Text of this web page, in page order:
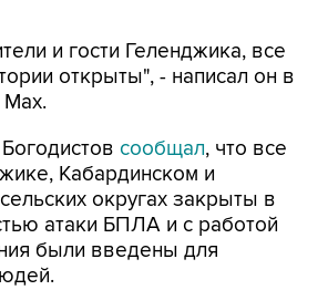
и гости Геленджика, все
открыты", - написал он в
сообщал, что все
Кабардинском и
округах закрыты в
атаки БПЛА и с работой
были введены для